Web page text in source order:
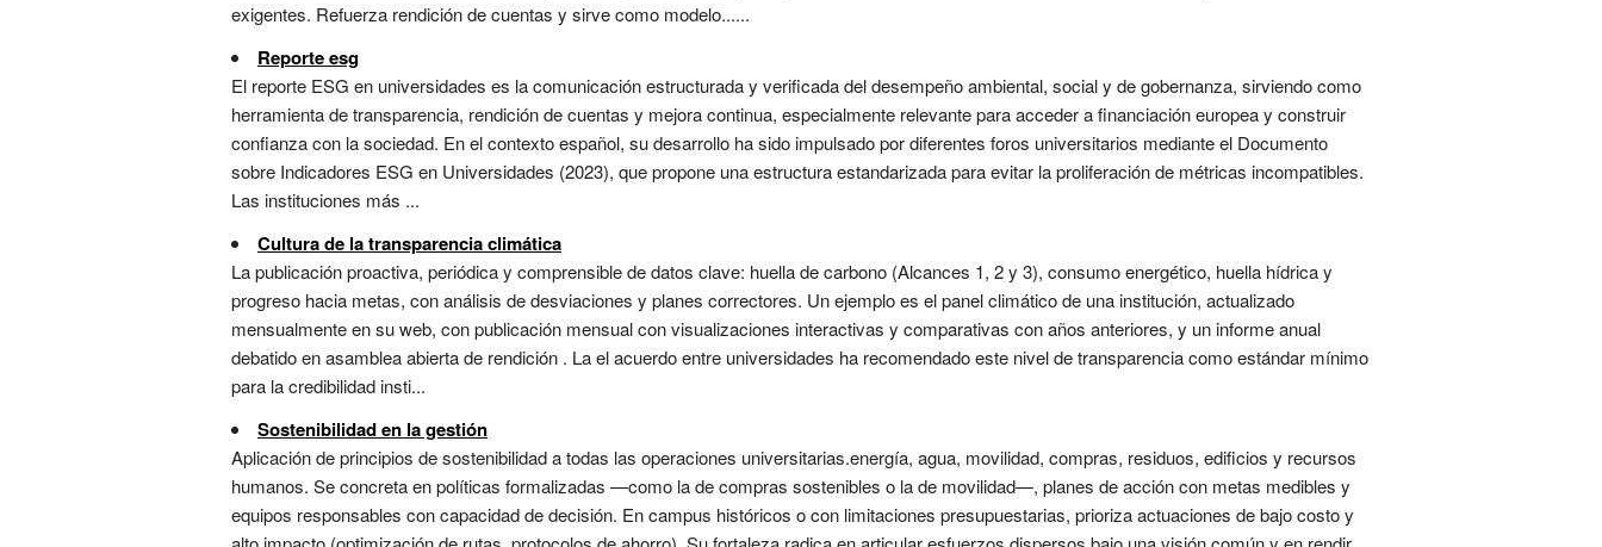
exigentes. Refuerza rendición de cuentas y sirve como modelo......
Reporte esg
El reporte ESG en universidades es la comunicación estructurada y verificada del desempeño ambiental, social y de gobernanza, sirviendo como
herramienta de transparencia, rendición de cuentas y mejora continua, especialmente relevante para acceder a financiación europea y construir
confianza con la sociedad. En el contexto español, su desarrollo ha sido impulsado por diferentes foros universitarios mediante el Documento
sobre Indicadores ESG en Universidades (2023), que propone una estructura estandarizada para evitar la proliferación de métricas incompatibles.
Las instituciones más ...
Cultura de la transparencia climática
La publicación proactiva, periódica y comprensible de datos clave: huella de carbono (Alcances 1, 2 y 3), consumo energético, huella hídrica y
progreso hacia metas, con análisis de desviaciones y planes correctores. Un ejemplo es el panel climático de una institución, actualizado
mensualmente en su web, con publicación mensual con visualizaciones interactivas y comparativas con años anteriores, y un informe anual
debatido en asamblea abierta de rendición . La el acuerdo entre universidades ha recomendado este nivel de transparencia como estándar mínimo
para la credibilidad insti...
Sostenibilidad en la gestión
Aplicación de principios de sostenibilidad a todas las operaciones universitarias.energía, agua, movilidad, compras, residuos, edificios y recursos
humanos. Se concreta en políticas formalizadas —como la de compras sostenibles o la de movilidad—, planes de acción con metas medibles y
equipos responsables con capacidad de decisión. En campus históricos o con limitaciones presupuestarias, prioriza actuaciones de bajo costo y